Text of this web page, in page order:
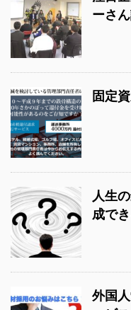
ーさ
固定
人生
成で
外国